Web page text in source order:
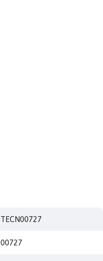
TECN00727
00727